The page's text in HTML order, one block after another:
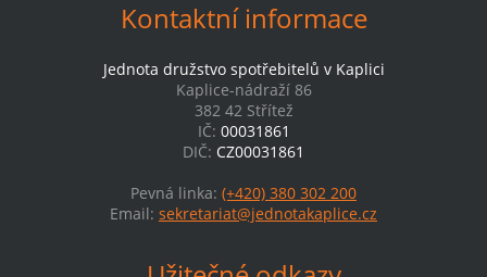
Kontaktní informace
Jednota družstvo spotřebitelů v Kaplici
Kaplice-nádraží 86
382 42 Střítež
IČ: 00031861
DIČ: CZ00031861
Pevná linka: (+420) 380 302 200
Email: sekretariat@jednotakaplice.cz